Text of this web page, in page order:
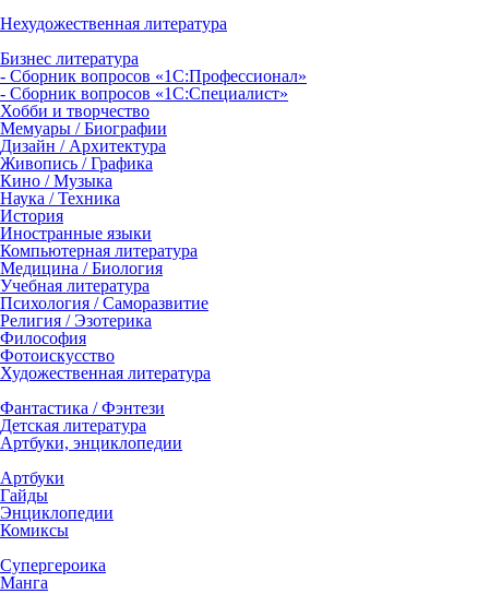
Нехудожественная литература
Бизнес литература
- Сборник вопросов «1С:Профессионал»
- Сборник вопросов «1С:Специалист»
Хобби и творчество
Мемуары / Биографии
Дизайн / Архитектура
Живопись / Графика
Кино / Музыка
Наука / Техника
История
Иностранные языки
Компьютерная литература
Медицина / Биология
Учебная литература
Психология / Саморазвитие
Религия / Эзотерика
Философия
Фотоискусство
Художественная литература
Фантастика / Фэнтези
Детская литература
Артбуки, энциклопедии
Артбуки
Гайды
Энциклопедии
Комиксы
Супергероика
Манга